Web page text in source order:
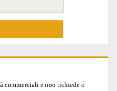
commerciali e non richiede o